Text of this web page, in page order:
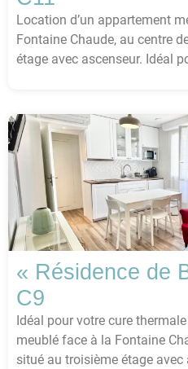
Location d’un appartement
Fontaine Chaude, au centre
étage avec ascenseur. Idéal
« Résidence de
C9
Idéal pour votre cure
meublé face à la Fontaine
situé au troisième étage avec